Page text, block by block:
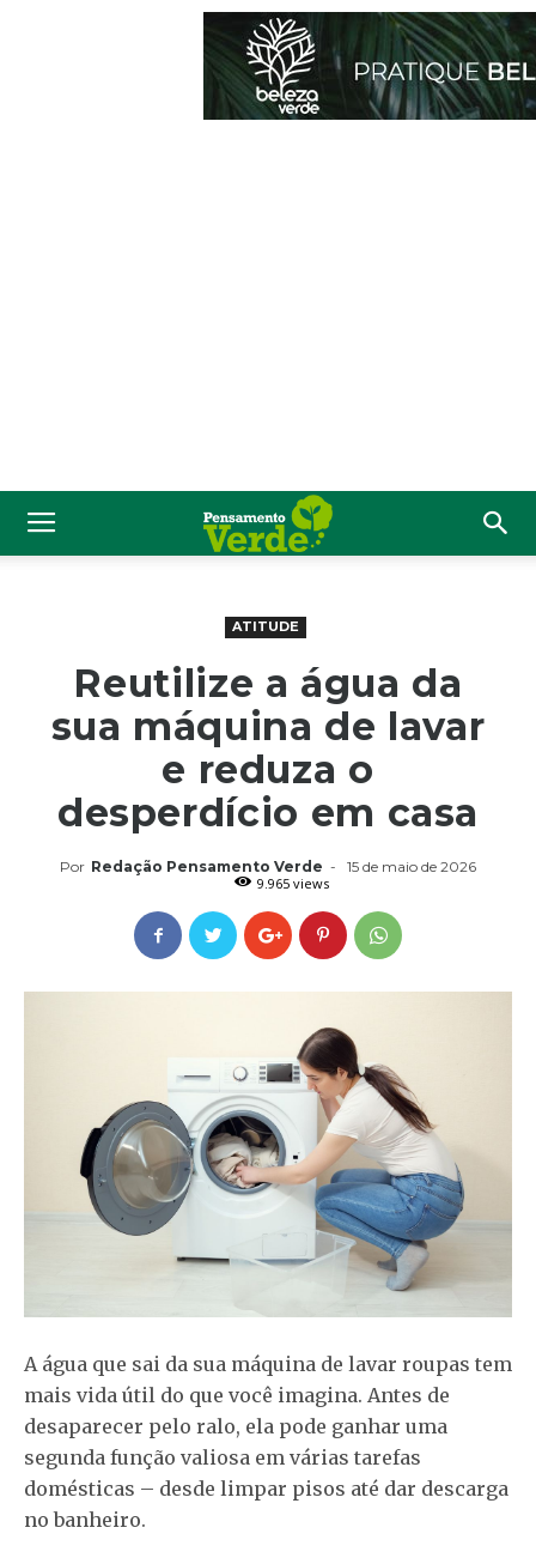
ATITUDE
Reutilize a água da
sua máquina de lavar
e reduza o
desperdício em casa
Por Redação Pensamento Verde -
15 de maio de 2026
9.965 views
A água que sai da sua máquina de lavar roupas tem
mais vida útil do que você imagina. Antes de
desaparecer pelo ralo, ela pode ganhar uma
segunda função valiosa em várias tarefas
domésticas – desde limpar pisos até dar descarga
no banheiro.